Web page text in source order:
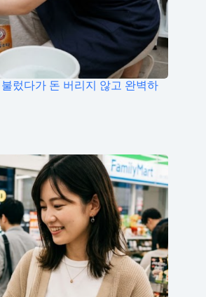
렀다가 돈 버리지 않고 완벽하